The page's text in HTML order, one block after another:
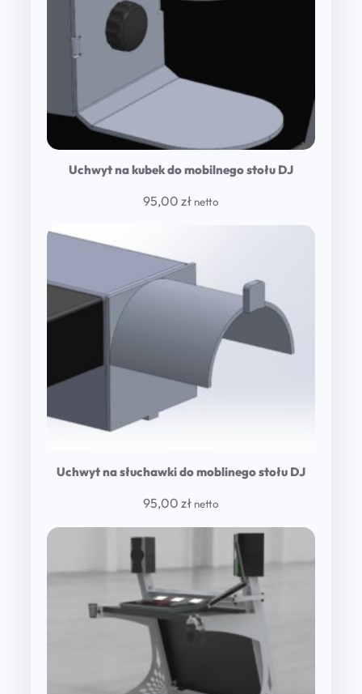
Uchwyt na kubek do mobilnego stołu DJ
95,00 zł netto
Uchwyt na słuchawki do moblinego stołu DJ
95,00 zł netto